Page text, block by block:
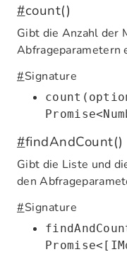
#count()
Gibt die Anzahl der
Abfrageparametern
#Signature
#findAndCount()
Gibt die Liste und
den
#Signature